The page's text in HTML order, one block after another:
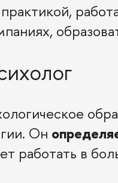
Он
работать в